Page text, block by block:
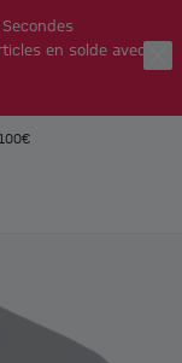
Secondes
en solde avec le